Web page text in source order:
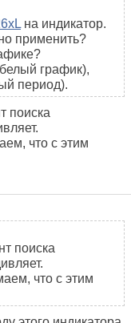
на индикатор.
применить?
график),
период).
поиска
что с этим
поиска
что с этим